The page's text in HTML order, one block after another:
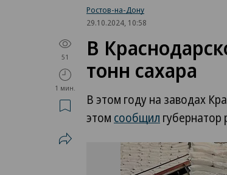
Ростов-на-Дону
29.10.2024, 10:58
51
1 мин.
В
тонн сахара
В этом году на заводах
этом сообщил губернатор